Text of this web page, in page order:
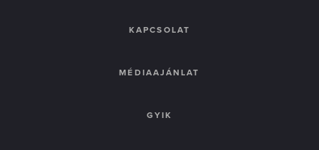
KAPCSOLAT
MÉDIAAJÁNLAT
GYIK